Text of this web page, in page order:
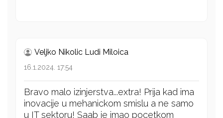
Veljko Nikolic Ludi Miloica
16.1.2024. 17:54
Bravo malo izinjerstva...extra! Prija kad ima
inovacije u mehanickom smislu a ne samo
u IT sektoru! Saab je imao pocetkom